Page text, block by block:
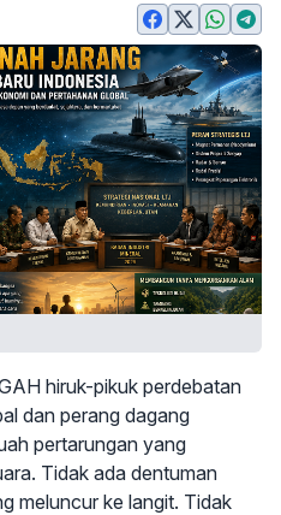
hiruk-pikuk perdebatan
dan perang dagang
pertarungan yang
Tidak ada dentuman
meluncur ke langit. Tidak